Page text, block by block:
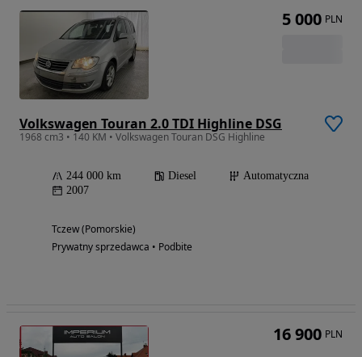
Volkswagen Touran 2.0 TDI Highline DSG
1968 cm3 • 140 KM • Volkswagen Touran DSG Highline
244 000 km Diesel
Automatyczna
2007
Tczew (Pomorskie)
Prywatny sprzedawca • Podbite
5 000 PLN
16 900 PLN